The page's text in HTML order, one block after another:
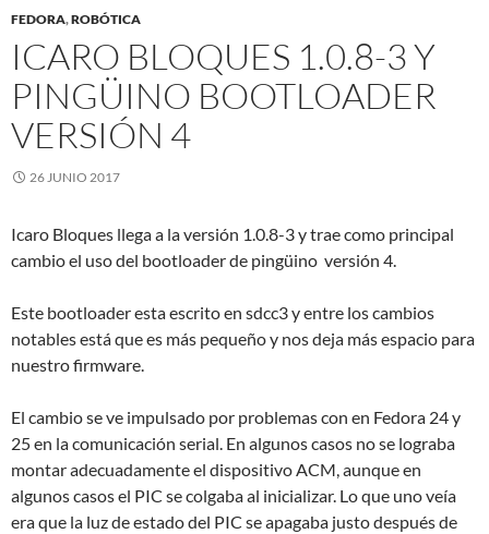
FEDORA,ROBÓTICA
ICARO BLOQUES 1.0.8-3 Y
PINGÜINO BOOTLOADER
VERSIÓN 4
26 JUNIO 2017
Icaro Bloques llega a la versión 1.0.8-3 y trae como principal
cambio el uso del bootloader de pingüino versión 4.
Este bootloader esta escrito en sdcc3 y entre los cambios
notables está que es más pequeño y nos deja más espacio para
nuestro firmware.
El cambio se ve impulsado por problemas con en Fedora 24 y
25 en la comunicación serial. En algunos casos no se lograba
montar adecuadamente el dispositivo ACM, aunque en
algunos casos el PIC se colgaba al inicializar. Lo que uno veía
era que la luz de estado del PIC se apagaba justo después de